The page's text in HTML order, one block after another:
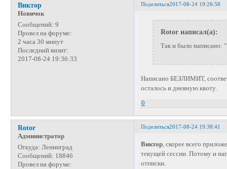
Поделиться2017-08-24 19:26:58
Виктор
Новичок
Сообщений: 9
Провел на форуме:
2 часа 30 минут
Последний визит:
2017-08-24 19:36:33
Rotor написал(а):
Так и было написано:
Написано БЕЗЛИМИТ,
осталось и дневную квоту.
0
Поделиться2017-08-24 19:38:41
Rotor
Администратор
Откуда: Ленинград
Сообщений: 18846
Провел на форуме:
Виктор, скорее всего
текущей сессии. Потому и
отписки.